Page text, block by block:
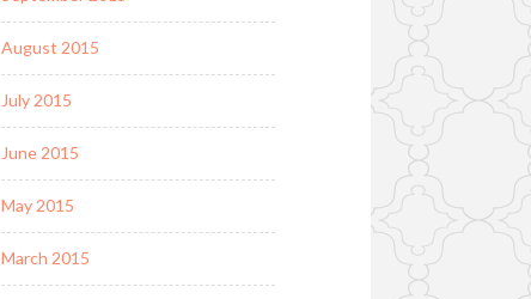
August 2015
July 2015
June 2015
May 2015
March 2015